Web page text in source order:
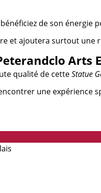
de son énergie
et ajoutera surtout une
Arts
qualité de cetteStatue
une expérience